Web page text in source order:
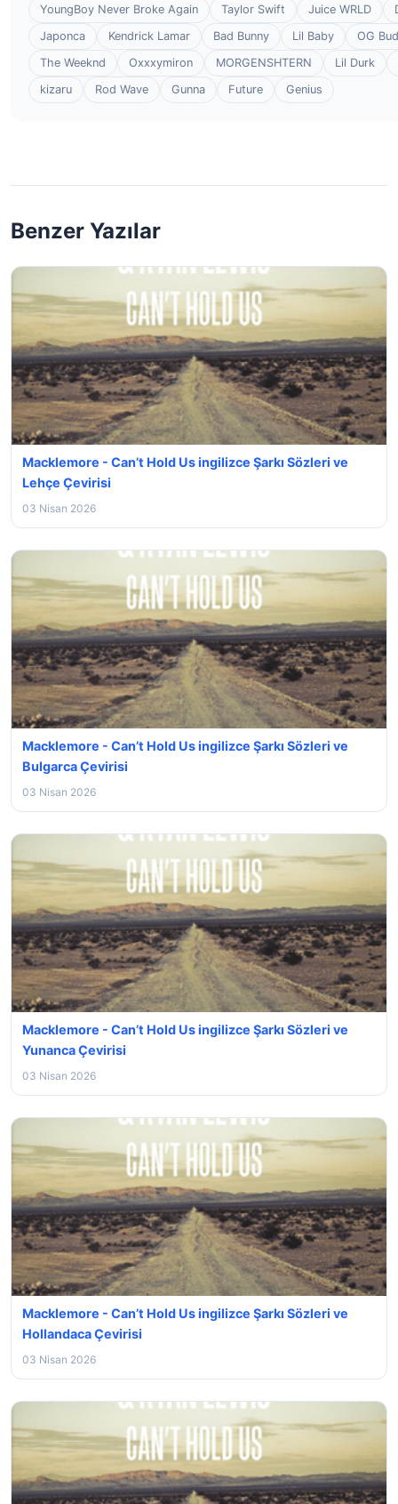
YoungBoy Never Broke Again
Taylor Swift Juice WRLD
Japonca
Kendrick Lamar Bad Bunny Lil Baby
OG
The Weeknd
Oxxxymiron MORGENSHTERN
Lil Durk
kizaru
Rod Wave Gunna Future Genius
Benzer Yazılar
Macklemore - Can’t Hold Us ingilizce Şarkı Sözleri ve
Lehçe Çevirisi
03 Nisan 2026
Macklemore - Can’t Hold Us ingilizce Şarkı Sözleri ve
Bulgarca Çevirisi
03 Nisan 2026
Macklemore - Can’t Hold Us ingilizce Şarkı Sözleri ve
Yunanca Çevirisi
03 Nisan 2026
Macklemore - Can’t Hold Us ingilizce Şarkı Sözleri ve
Hollandaca Çevirisi
03 Nisan 2026